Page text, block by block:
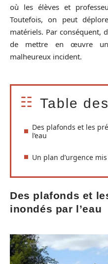
où les élèves et
Toutefois, on peut
matériels. Par conséquent,
de mettre en œuvre
malheureux incident.
Table
Des plafonds et les
l’eau
Un plan d’urgence
Des plafonds et
inondés par l’eau